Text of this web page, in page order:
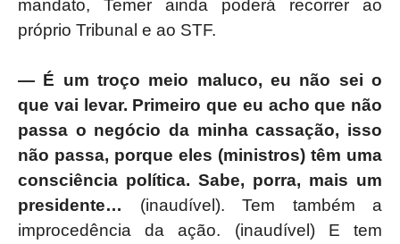
mandato, Temer ainda poderá recorrer ao
próprio Tribunal e ao STF.
— É um troço meio maluco, eu não sei o
que vai levar. Primeiro que eu acho que não
passa o negócio da minha cassação, isso
não passa, porque eles (ministros) têm uma
consciência política. Sabe, porra, mais um
presidente… (inaudível). Tem também a
improcedência da ação. (inaudível) E tem